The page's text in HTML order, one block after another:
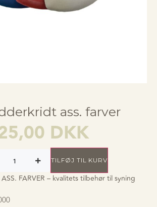
ass. farver
DKK
TILFØJ TIL KURV
FARVER – kvalitets tilbehør til syning